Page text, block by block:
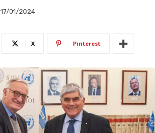
17/01/2024
X Pinterest